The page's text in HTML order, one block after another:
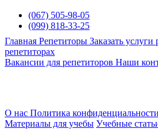
(067) 505-98-05
(099) 818-33-25
Главная Репетиторы Заказать услуги
репетиторах
Вакансии для репетиторов Наши
О нас Политика конфиденциальности
Материалы для учебы Учебные